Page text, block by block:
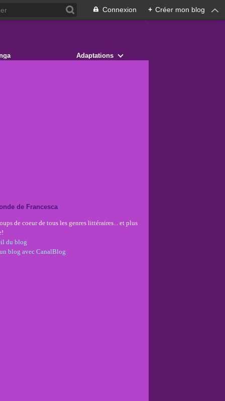
Connexion + Créer mon blog
Adaptations
de Francesca
de coeur de tous les genres littéraires... et plus
du blog
blog avec CanalBlog